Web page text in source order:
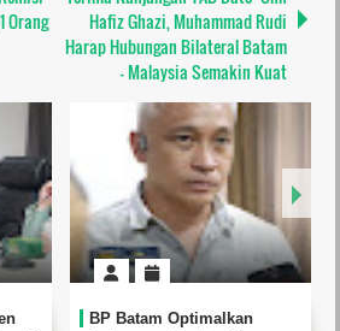
Orang
Hafiz Ghazi, Muhammad Rudi
Harap Hubungan Bilateral Batam
- Malaysia Semakin Kuat
Ketahanan Air
RSBP